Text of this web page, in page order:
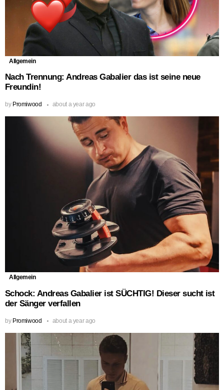
Allgemein
Nach Trennung: Andreas Gabalier das ist seine neue
Freundin!
by Promiwood about a year ago
Allgemein
Schock: Andreas Gabalier ist SÜCHTIG! Dieser sucht ist
der Sänger verfallen
by Promiwood about a year ago